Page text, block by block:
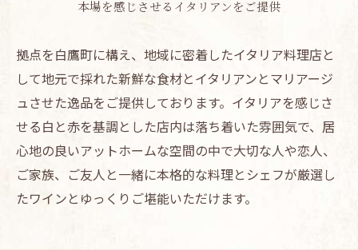
本場を感じさせるイタリアンをご提供
拠点を白鷹町に構え、地域に密着したイタリア料理店と
して地元で採れた新鮮な食材とイタリアンとマリアージ
ュさせた逸品をご提供しております。イタリアを感じさ
せる白と赤を基調とした店内は落ち着いた雰囲気で、居
心地の良いアットホームな空間の中で大切な人や恋人、
ご家族、ご友人と一緒に本格的な料理とシェフが厳選し
たワインとゆっくりご堪能いただけます。